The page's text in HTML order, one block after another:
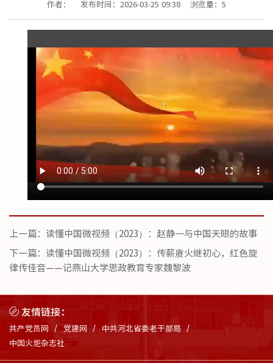
作者： 发布时间：2026-03-25 09:38 浏览量： 5
上一篇： 读懂中国微视频（2023）：赵静一与中国天眼的故事
下一篇： 读懂中国微视频（2023）：传薪赓火继初心，红色旋
律传佳音——记燕山大学思政教育专家魏黎波
友情链接：
共产党员网 党建网
中共河北省委老干部局
中国火炬杂志社